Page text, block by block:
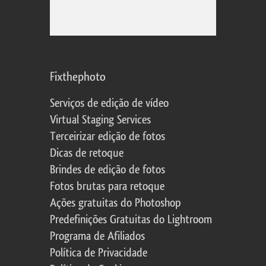
Fixthephoto
Serviços de edição de vídeo
Virtual Staging Services
Terceirizar edição de fotos
Dicas de retoque
Brindes de edição de fotos
Fotos brutas para retoque
Ações gratuitas do Photoshop
Predefinições Gratuitas do Lightroom
Programa de Afiliados
Política de Privacidade